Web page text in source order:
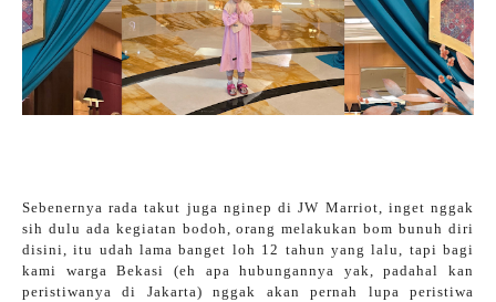
Sebenernya rada takut juga nginep di JW Marriot, inget nggak
sih dulu ada kegiatan bodoh, orang melakukan bom bunuh diri
disini, itu udah lama banget loh 12 tahun yang lalu, tapi bagi
kami warga Bekasi (eh apa hubungannya yak, padahal kan
peristiwanya di Jakarta) nggak akan pernah lupa peristiwa